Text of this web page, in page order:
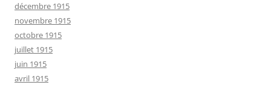
décembre 1915
novembre 1915
octobre 1915
juillet 1915
juin 1915
avril 1915